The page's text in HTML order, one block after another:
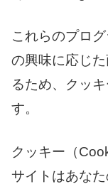
これらのプロ
の興味に応じ
るため、クッ
す。
クッキー（
サイトはあな